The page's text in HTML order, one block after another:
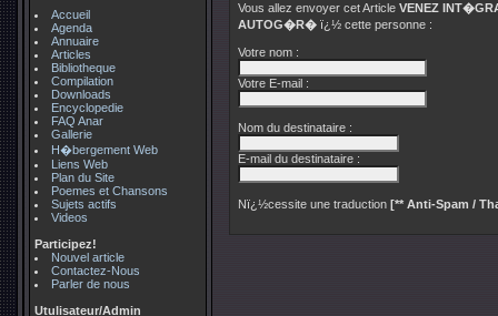
Accueil
Agenda
Annuaire
Articles
Bibliotheque
Compilation
Downloads
Encyclopedie
FAQ Anar
Gallerie
H�bergement Web
Liens Web
Plan du Site
Poemes et Chansons
Sujets actifs
Videos
Participez!
Nouvel article
Contactez-Nous
Parler de nous
Utulisateur/Admin
Vous allez envoyer cet Article VENEZ
AUTOG�R� ï¿½ cette personne :
Votre nom :
Votre E-mail :
Nom du destinataire :
E-mail du destinataire :
Nï¿½cessite une traduction [** Anti-Spam /